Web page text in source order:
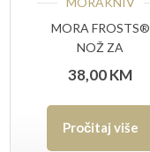
MORA FROSTS®
NOŽ ZA
OTKOŠTAVANJE
7151 PG
38,00KM
Pročitaj više